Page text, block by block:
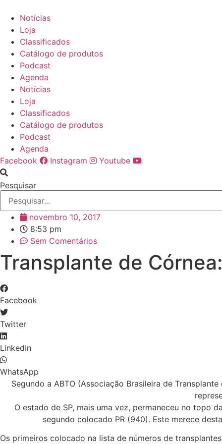
para
conteúdo
Notícias
Loja
Classificados
Catálogo de produtos
Podcast
Agenda
Notícias
Loja
Classificados
Catálogo de produtos
Podcast
Agenda
Facebook
Instagram Youtube
Pesquisar
novembro 10, 2017
8:53 pm
Sem Comentários
Transplante de
Facebook
Twitter
LinkedIn
WhatsApp
Segundo a ABTO (Associação Brasileira de
O estado de SP, mais uma vez, permaneceu no topo
segundo colocado PR (940). Este merece
Os primeiros colocado na lista de números de